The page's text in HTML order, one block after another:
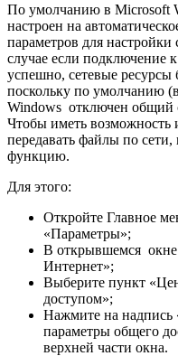
По умолчанию в Microsoft
настроен на
параметров для
случае если подключение
успешно, сетевые ресурсы
поскольку по умолчанию
Windows отключен общий
Чтобы иметь возможность
передавать файлы по
функцию.
Для этого:
Откройте Главное
«Параметры»;
В открывшемся окне
Интернет»;
Выберите пункт
доступом»;
Нажмите на надпись
параметры общего
верхней части окна.